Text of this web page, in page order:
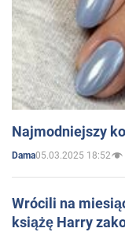
Najmodniejszy
Dama05.03.2025 18:52
Wrócili na
książę Harry